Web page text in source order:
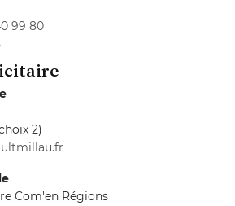
99 80
2)
Com'en Régions